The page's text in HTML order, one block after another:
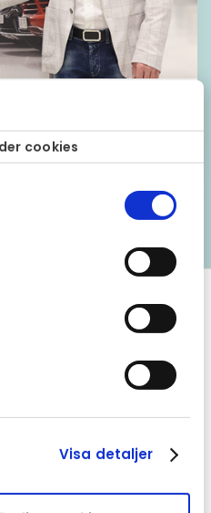
cookies
Visa detaljer
Bil Göteborg
27 70 40